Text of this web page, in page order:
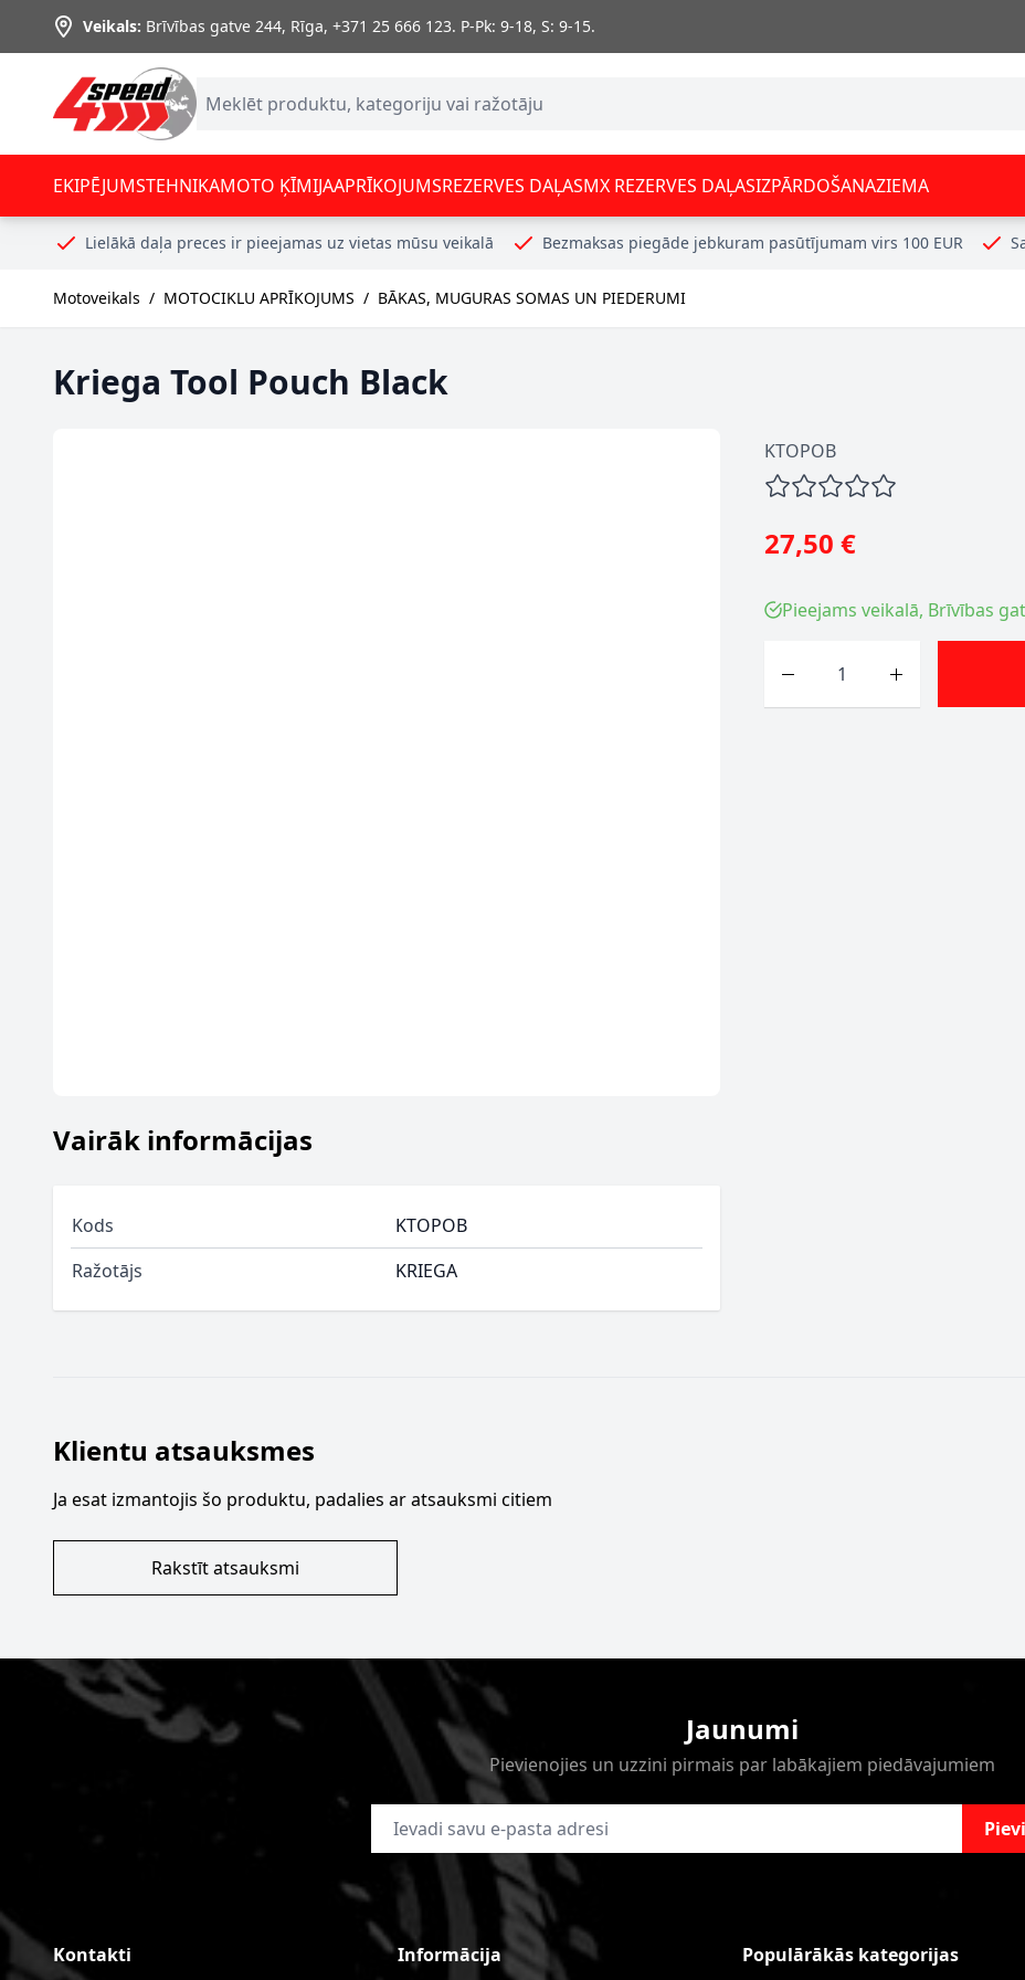
Skip to Content
Veikals: Brīvības gatve 244, Rīga, +371 25 666 123. P-Pk: 9-18, S: 9-15.
EKIPĒJUMSTEHNIKAMOTO ĶĪMIJAAPRĪKOJUMSREZERVES DAĻASMX REZERVES DAĻASIZPĀRDOŠANAZIEMA
Lielākā daļa preces ir pieejamas uz vietas mūsu veikalā Bezmaksas piegāde jebkuram pasūtījumam virs 100 EUR
Motoveikals / MOTOCIKLU APRĪKOJUMS / BĀKAS, MUGURAS SOMAS UN PIEDERUMI
Kriega Tool Pouch Black
KTOPOB
27,50 €
Pieejams veikalā, Brīvības
Vairāk informācijas
Kods
KTOPOB
Ražotājs
KRIEGA
Klientu atsauksmes
Ja esat izmantojis šo produktu, padalies ar atsauksmi citiem
Rakstīt atsauksmi
Jaunumi
Pievienojies un uzzini pirmais par labākajiem piedāvajumiem
E-pasta adrese
Kontakti Informācija Populārākās kategorijas